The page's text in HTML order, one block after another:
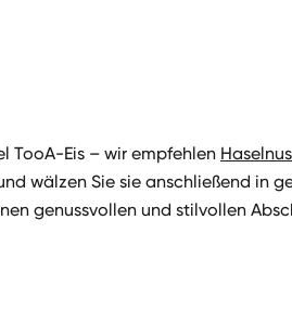
TooA-Eis – wir empfehlen
wälzen Sie sie anschließend in
genussvollen und stilvollen